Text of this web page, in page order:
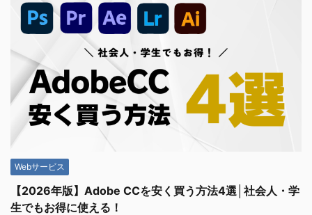
Webサービス
【2026年版】Adobe CCを安く買う方法4選│社会人・学
生でもお得に使える！